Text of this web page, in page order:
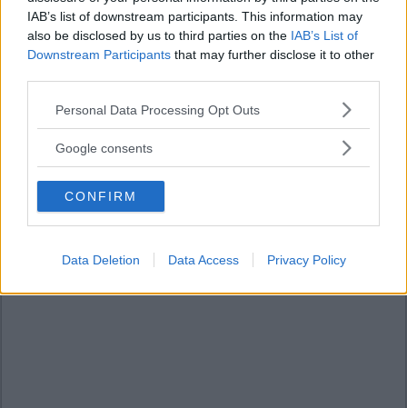
IAB’s list of downstream participants. This information may
also be disclosed by us to third parties on the IAB’s List of
Downstream Participants that may further disclose it to other
Please note that this website/app uses one or more Google
not limited to your visit or usage behaviour. You may click to
use your data for below specified purposes in below Google
consent section.
Personal Data Processing Opt Outs
Google consents
CONFIRM
Data Deletion Data Access Privacy Policy